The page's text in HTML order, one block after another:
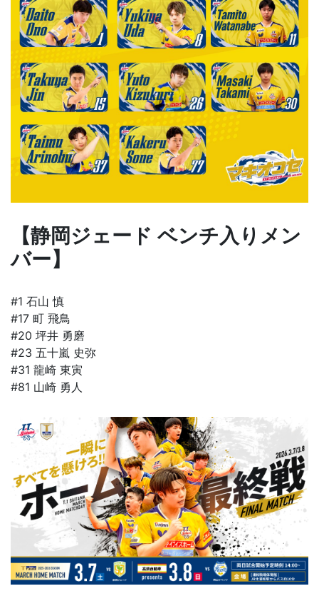
【静岡ジェード ベンチ入りメン
バー】
#1 石山 慎
#17 町 飛鳥
#20 坪井 勇磨
#23 五十嵐 史弥
#31 龍崎 東寅
#81 山崎 勇人